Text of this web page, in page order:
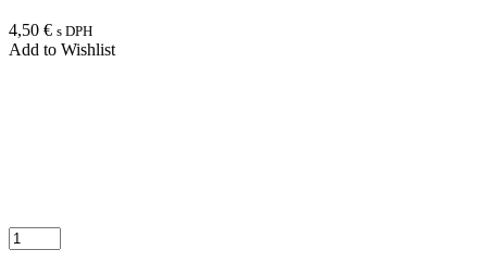
4,50 € s DPH
Add to Wishlist